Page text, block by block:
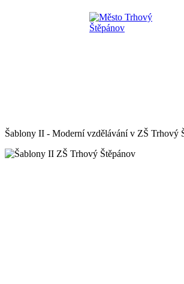
Šablony II - Moderní vzdělávání v ZŠ Trhový